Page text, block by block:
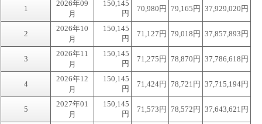
1
2026年09
月
150,145
円
70,980円 79,165円 37,929,020円
2
2026年10
月
150,145
円
71,127円 79,018円 37,857,893円
3
2026年11
月
150,145
円
71,275円 78,870円 37,786,618円
4
2026年12
月
150,145
円
71,424円 78,721円 37,715,194円
5
2027年01
月
150,145
円
71,573円 78,572円 37,643,621円